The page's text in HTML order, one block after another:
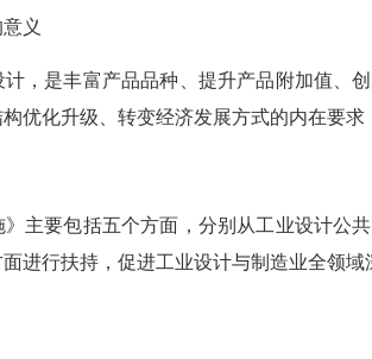
义
是丰富产品品种、提升产品附加值、创
优化升级、转变经济发展方式的内在要
要包括五个方面，分别从工业设计公共
进行扶持，促进工业设计与制造业全领域